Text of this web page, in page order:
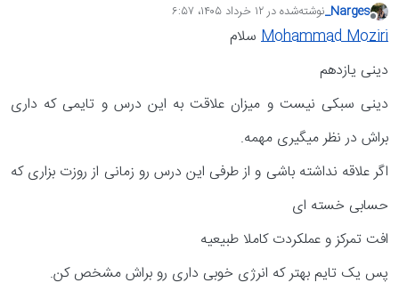
میشه، مطالعه دینی ام مفید نیست خیلی. ولی بقیه
درسای عمومی مثل عربی و فارسی خیلی راحت و
سریع میخونم اما دینی خیلی لفتش میدم، نمیدونم
آفلاین
Narges_ نوشته‌شده در۱۲ خرداد ۱۴۰۵،‏ ۶:۵۷
آخرین ویرایش توسط انجام شده
Mohammad Moziri سلام
دینی یازدهم
دینی سبکی نیست و میزان علاقت به این درس و تایمی که داری
براش در نظر میگیری مهمه.
اگر علاقه نداشته باشی و از طرفی این درس رو زمانی از روزت بزاری که
حسابی خسته ای
افت تمرکز و عملکردت کاملا طبیعیه
پس یک تایم بهتر که انرژی خوبی داری رو براش مشخص کن.